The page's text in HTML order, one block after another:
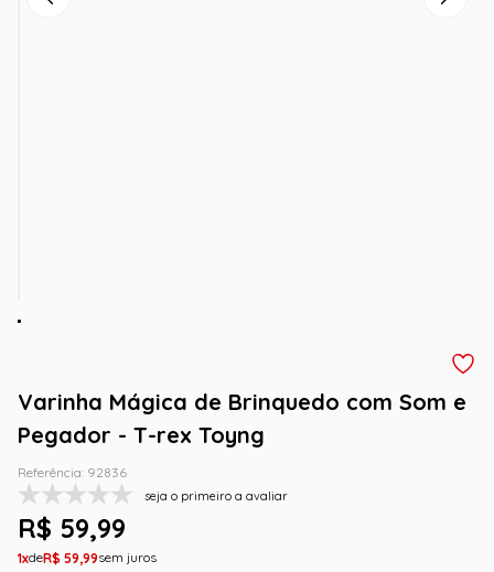
Varinha Mágica de Brinquedo com Som e
Pegador - T-rex Toyng
Referência: 92836
seja o primeiro a avaliar
R$ 59,99
1 R$ 59,99